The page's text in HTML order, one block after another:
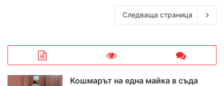
Следваща страница
Кошмарът на една майка в съда